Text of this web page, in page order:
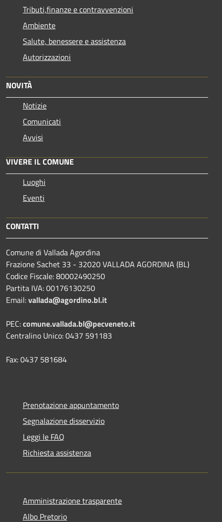
Tributi,finanze e contravvenzioni
Ambiente
Salute, benessere e assistenza
Autorizzazioni
NOVITÀ
Notizie
Comunicati
Avvisi
VIVERE IL COMUNE
Luoghi
Eventi
CONTATTI
Comune di Vallada Agordina
Frazione Sachet 33 - 32020 VALLADA AGORDINA (BL)
Codice Fiscale: 80002490250
Partita IVA: 00176130250
Email:vallada@agordino.bl.it
PEC:comune.vallada.bl@pecveneto.it
Centralino Unico: 0437 591183
Fax: 0437 581684
Prenotazione appuntamento
Segnalazione disservizio
Leggi le FAQ
Richiesta assistenza
Amministrazione trasparente
Albo Pretorio